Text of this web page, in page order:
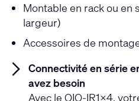
Montable en rack ou en
largeur)
Accessoires de
Connectivité en série
avez besoin
Avec le QIO-IR1x4,